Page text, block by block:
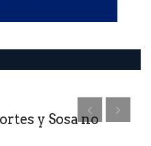
y Sosa no